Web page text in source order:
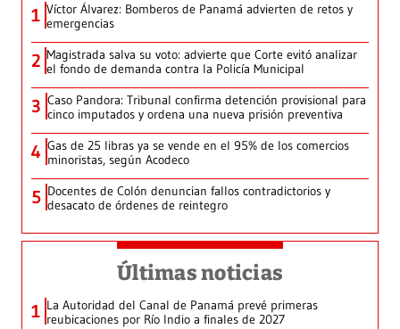
1 Víctor Álvarez: Bomberos de Panamá advierten de retos y
emergencias
2 Magistrada salva su voto: advierte que Corte evitó analizar
el fondo de demanda contra la Policía Municipal
3 Caso Pandora: Tribunal confirma detención provisional para
cinco imputados y ordena una nueva prisión preventiva
4 Gas de 25 libras ya se vende en el 95% de los comercios
minoristas, según Acodeco
5 Docentes de Colón denuncian fallos contradictorios y
desacato de órdenes de reintegro
Últimas noticias
1 La Autoridad del Canal de Panamá prevé primeras
reubicaciones por Río Indio a finales de 2027